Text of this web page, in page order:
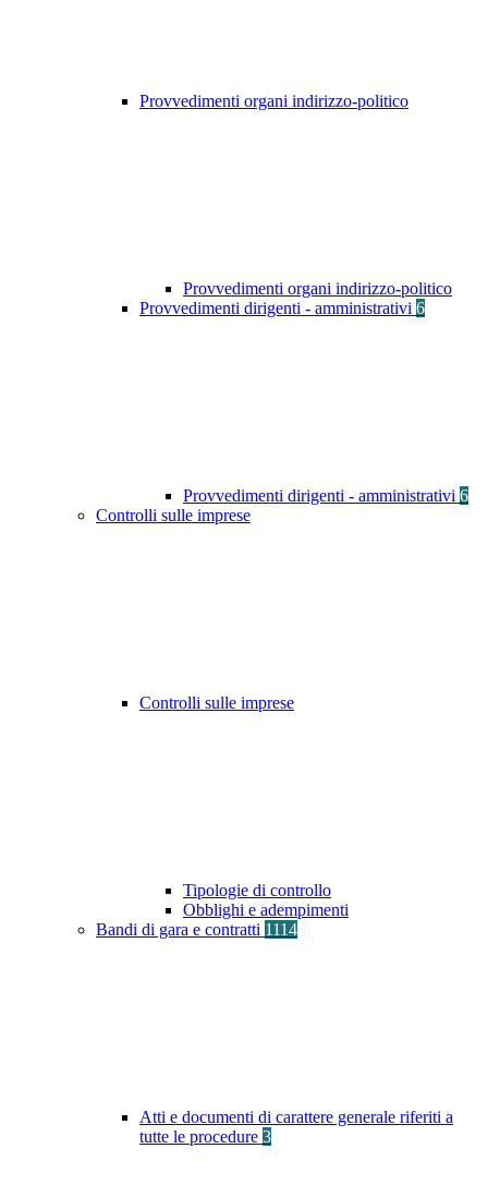
Provvedimenti organi indirizzo-politico
Provvedimenti organi indirizzo-politico
Provvedimenti dirigenti - amministrativi 6
Provvedimenti dirigenti - amministrativi 6
Controlli sulle imprese
Controlli sulle imprese
Tipologie di controllo
Obblighi e adempimenti
Bandi di gara e contratti 1114
Atti e documenti di carattere generale riferiti a
tutte le procedure 3